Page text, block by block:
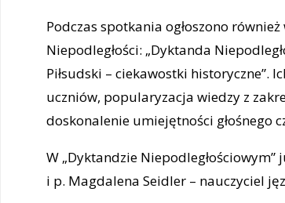
Podczas spotkania ogłoszono
Niepodległości: „Dyktanda
Piłsudski – ciekawostki historyczne”.
uczniów, popularyzacja wiedzy z
doskonalenie umiejętności głośnego
W „Dyktandzie
i p. Magdalena Seidler – nauczyciel